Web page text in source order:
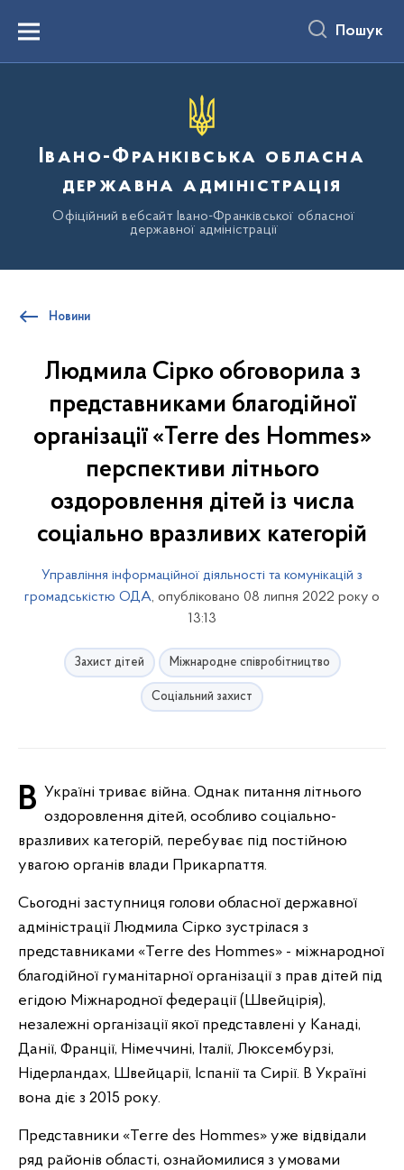
вмістуMenu Пошук
Івано-Франківська обласна
державна адміністрація
Офіційний вебсайт Івано-Франківської обласної
державної адміністрації
Новини
Людмила Сірко обговорила з
представниками благодійної
організації «Terre des Hommes»
перспективи літнього
оздоровлення дітей із числа
соціально вразливих категорій
Управління інформаційної діяльності та комунікацій з
громадськістю ОДА, опубліковано 08 липня 2022 року о
13:13
Захист дітей Міжнародне співробітництво
Соціальний захист
В Україні триває війна. Однак питання літнього оздоровлення дітей, особливо соціально-
вразливих категорій, перебуває під постійною
увагою органів влади Прикарпаття.
Сьогодні заступниця голови обласної державної
адміністрації Людмила Сірко зустрілася з
представниками «Terre des Hommes» - міжнародної
благодійної гуманітарної організації з прав дітей під
егідою Міжнародної федерації (Швейцірія),
незалежні організації якої представлені у Канаді,
Данії, Франції, Німеччині, Італії, Люксембурзі,
Нідерландах, Швейцарії, Іспанії та Сирії. В Україні
вона діє з 2015 року.
Представники «Terre des Hommes» уже відвідали
ряд районів області, ознайомилися з умовами